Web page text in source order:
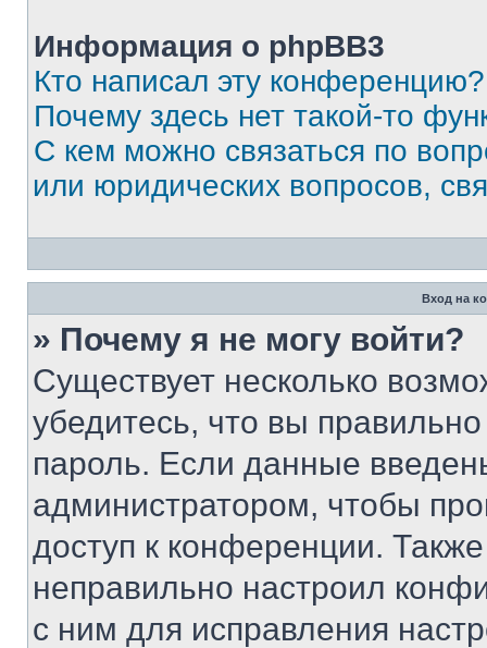
Информация о phpBB3
Кто написал эту конференцию?
Почему здесь нет такой-то
С кем можно связаться по
или юридических вопросов,
Вход на
» Почему я не могу войти?
Существует несколько
убедитесь, что вы
пароль. Если данные
администратором, чтобы
доступ к конференции.
неправильно настроил
с ним для исправления